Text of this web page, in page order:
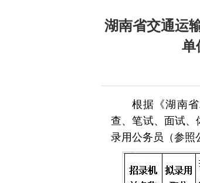
湖南省交通运
单
根据《湖南
查、笔试、面试、
录用公务员（参照